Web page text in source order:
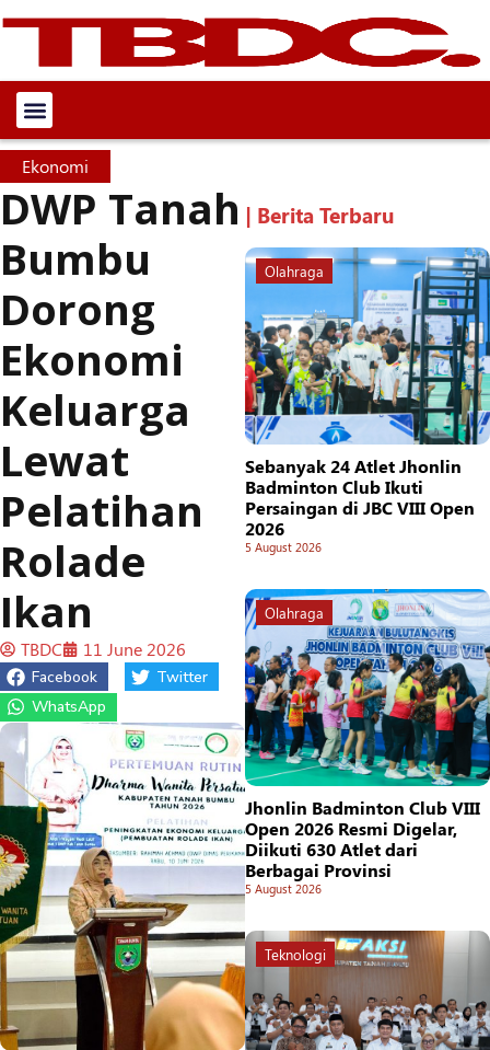
Ekonomi
DWP Tanah
Bumbu
Dorong
Ekonomi
Keluarga
Lewat
Pelatihan
Rolade
Ikan
TBDC 11 June 2026
Facebook
Twitter
WhatsApp
| Berita Terbaru
Olahraga
Sebanyak 24 Atlet Jhonlin
Badminton Club Ikuti
Persaingan di JBC VIII Open
2026
5 August 2026
Olahraga
Jhonlin Badminton Club VIII
Open 2026 Resmi Digelar,
Diikuti 630 Atlet dari
Berbagai Provinsi
5 August 2026
Teknologi